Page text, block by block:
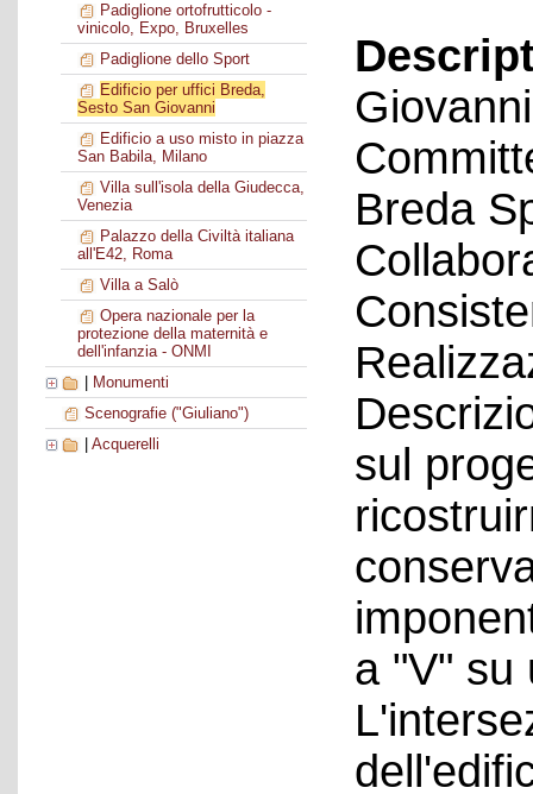
Padiglione ortofrutticolo -
vinicolo, Expo, Bruxelles
Padiglione dello Sport
Edificio per uffici Breda,
Sesto San Giovanni
Edificio a uso misto in piazza
San Babila, Milano
Villa sull'isola della Giudecca,
Venezia
Palazzo della Civiltà italiana
all'E42, Roma
Villa a Salò
Opera nazionale per la
protezione della maternità e
dell'infanzia - ONMI
Monumenti
Scenografie ("Giuliano")
Acquerelli
Breda
sul
a "V" su